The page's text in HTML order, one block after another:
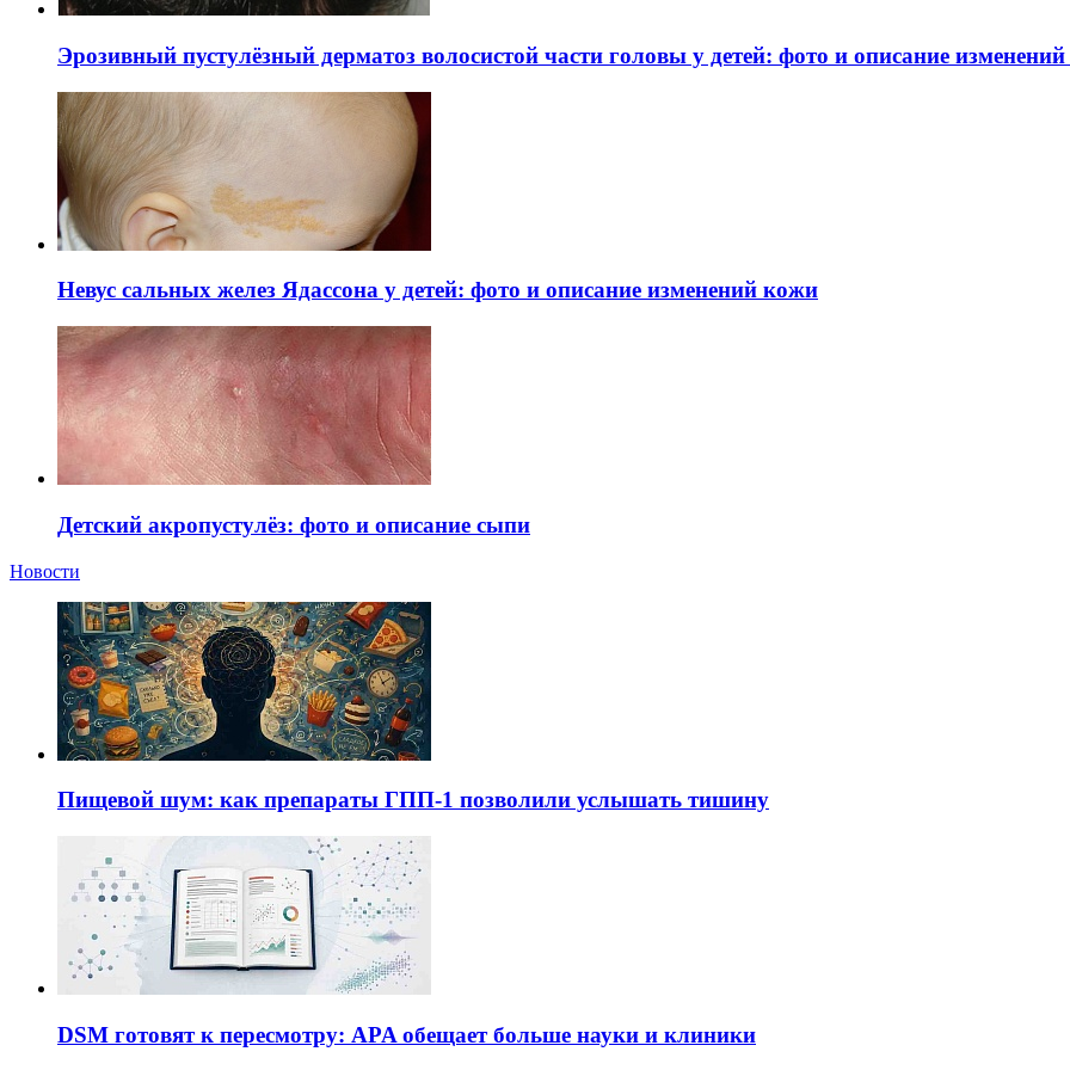
Эрозивный пустулёзный дерматоз волосистой части головы у детей: фото и описание
Невус сальных желез Ядассона у детей: фото и описание изменений кожи
Детский акропустулёз: фото и описание сыпи
Новости
Пищевой шум: как препараты ГПП-1 позволили услышать тишину
DSM готовят к пересмотру: APA обещает больше науки и клиники